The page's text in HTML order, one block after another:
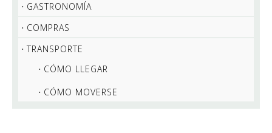
GASTRONOMÍA
COMPRAS
TRANSPORTE
CÓMO LLEGAR
CÓMO MOVERSE